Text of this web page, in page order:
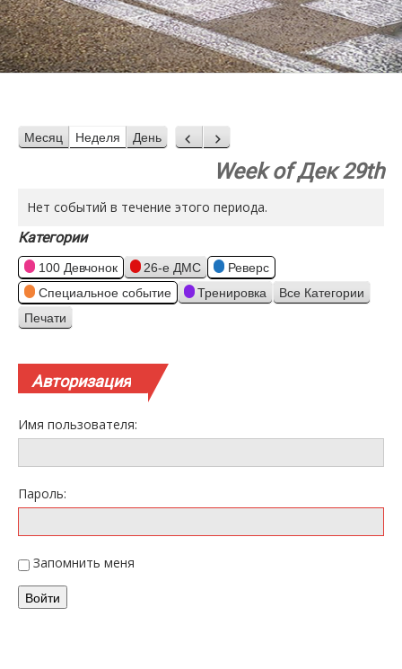
Месяц Неделя День Назад
Вперед
Week of Дек 29th
Нет событий в течение этого периода.
Категории
100 Девчонок 26-е ДМС
Реверс
Специальное событие
Тренировка Все Категории
Просмотр
Печати
Авторизация
Имя пользователя:
Пароль:
Запомнить меня
Войти